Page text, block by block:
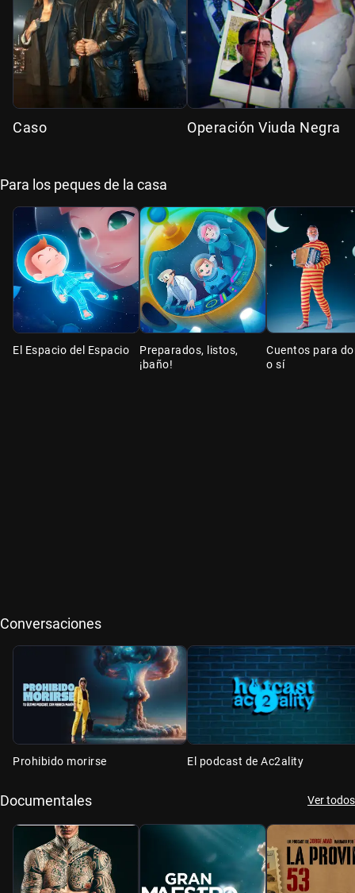
Caso Operación Viuda Negra
Para los peques de la casa
El Espacio del Espacio
Preparados, listos,
¡baño!
Cuentos para
o sí
Conversaciones
Prohibido morirse El podcast de Ac2ality
Documentales Ver todos